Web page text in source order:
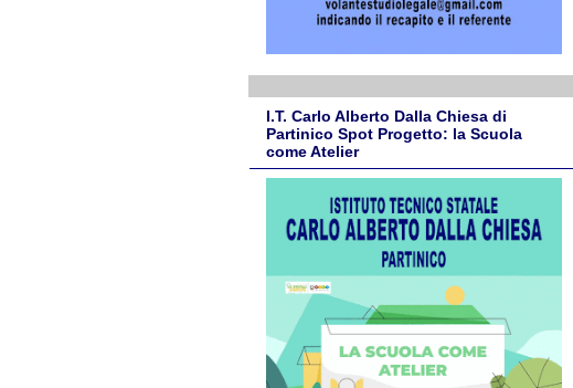
I.T. Carlo Alberto Dalla Chiesa di
Partinico Spot Progetto: la Scuola
come Atelier